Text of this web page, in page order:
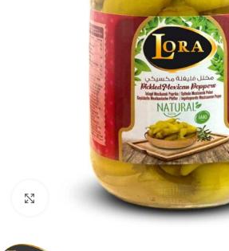
Click to enlarge